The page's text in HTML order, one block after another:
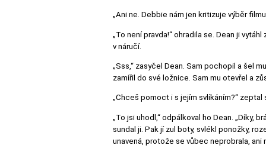
„Ani ne. Debbie nám jen kritizuje výběr
„To není pravda!“ ohradila se. Dean ji
v náručí.
„Sss,“ zasyčel Dean. Sam pochopil a šel
zamířil do své ložnice. Sam mu otevřel a
„Chceš pomoct i s jejím svlíkáním?“ zeptal
„To jsi uhodl,“ odpálkoval ho Dean. „Díky,
sundal ji. Pak jí zul boty, svlékl ponožky,
unavená, protože se vůbec neprobrala,